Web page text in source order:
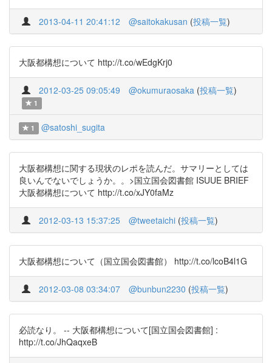
2013-04-11 20:41:12 @saitokakusan (投稿一覧)
大阪都構想について http://t.co/wEdgKrj0
2012-03-25 09:05:49 @okumuraosaka (投稿一覧)
1
1 @satoshi_sugita
大阪都構想に関する現状のレポを読んだ。サマリーとしては
良いんでないでしょうか。。>国立国会図書館 ISUUE BRIEF
大阪都構想について http://t.co/xJY0faMz
2012-03-13 15:37:25 @tweetaichi (投稿一覧)
大阪都構想について（国立国会図書館） http://t.co/lcoB4l1G
2012-03-08 03:34:07 @bunbun2230 (投稿一覧)
必読なり。 -- 大阪都構想について[国立国会図書館] :
http://t.co/JhQaqxeB